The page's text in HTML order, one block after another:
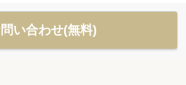
い合わせ(無料)